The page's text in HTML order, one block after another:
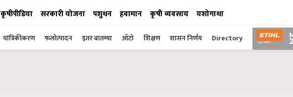
कृषीपीडिया सरकारी योजना पशुधन हवामान कृषी व्यवसाय यशोगाथा
यांत्रिकीकरण फलोत्पादन इतर बातम्या ऑटो शिक्षण शासन निर्णय Directory